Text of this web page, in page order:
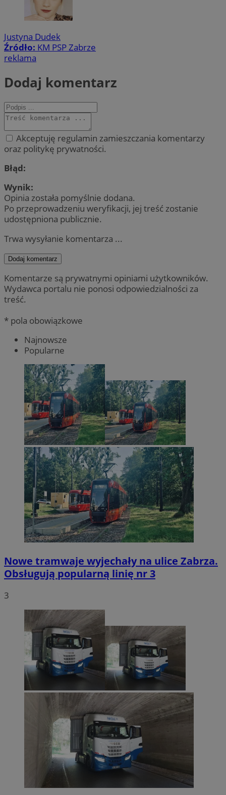
Justyna Dudek
Źródło: KM PSP Zabrze
reklama
Dodaj komentarz
Akceptuję regulamin zamieszczania komentarzy
oraz politykę prywatności.
Błąd:
Wynik:
Opinia została pomyślnie dodana.
Po przeprowadzeniu weryfikacji, jej treść zostanie
udostępniona publicznie.
Trwa wysyłanie komentarza ...
Dodaj komentarz
Komentarze są prywatnymi opiniami użytkowników.
Wydawca portalu nie ponosi odpowiedzialności za
treść.
* pola obowiązkowe
Najnowsze
Popularne
Nowe tramwaje wyjechały na ulice Zabrza.
Obsługują popularną linię nr 3
3